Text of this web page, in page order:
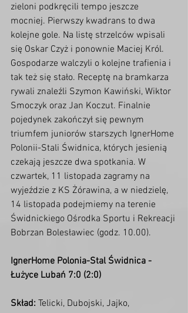
zieloni podkręcili tempo jeszcze
mocniej. Pierwszy kwadrans to dwa
kolejne gole. Na listę strzelców wpisali
się Oskar Czyż i ponownie Maciej Król.
Gospodarze walczyli o kolejne trafienia i
tak też się stało. Receptę na bramkarza
rywali znaleźli Szymon Kawiński, Wiktor
Smoczyk oraz Jan Koczut. Finalnie
pojedynek zakończył się pewnym
triumfem juniorów starszych IgnerHome
Polonii-Stali Świdnica, których jesienią
czekają jeszcze dwa spotkania. W
czwartek, 11 listopada zagramy na
wyjeździe z KS Żórawina, a w niedzielę,
14 listopada podejmiemy na terenie
Świdnickiego Ośrodka Sportu i Rekreacji
Bobrzan Bolesławiec (godz. 10.00).
IgnerHome Polonia-Stal Świdnica -
Łużyce Lubań 7:0 (2:0)
Skład: Telicki, Dubojski, Jajko,